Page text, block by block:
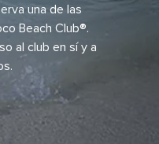
una de las
Beach Club®.
al club en sí y a